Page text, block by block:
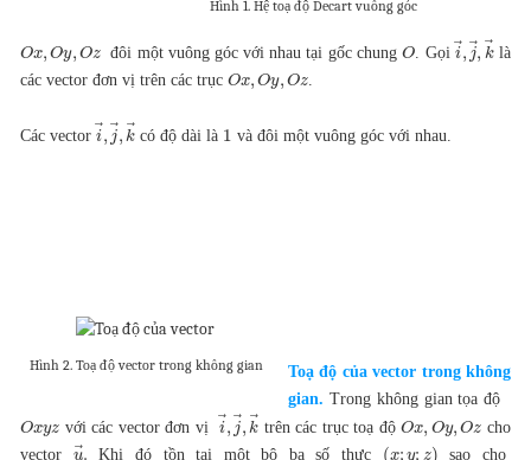
Hình 1. Hệ toạ độ Decart vuông góc
Ox, Oy, Ozđôi một vuông góc với nhau tại gốc chungO. Gọi i, j⃗, k⃗là
các vector đơn vị trên các trục Ox, Oy, Oz.
Các vector i, j, k⃗ có độ dài là 1 và đôi một vuông góc với nhau.
Hình 2. Toạ độ vector trong không gian
Toạ độ của vector trong không
gian. Trong không gian tọa độ
Oxyz với các vector đơn vịi, j, k⃗ trên các trục toạ độOx, Oy, Oz cho
vector u⃗. Khi đó tồn tại một bộ ba số thực (x; y; z) sao cho